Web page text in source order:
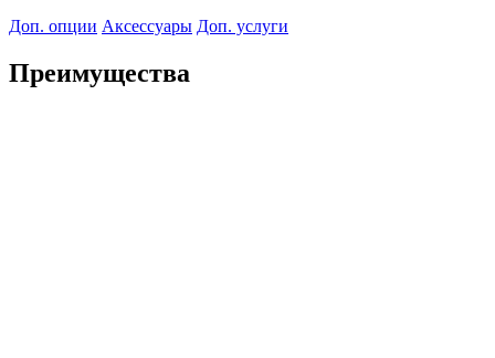
Доп. опции Аксессуары Доп. услуги
Преимущества